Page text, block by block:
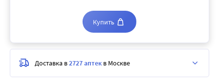
Купить
Доставка в2727 аптек в Москве